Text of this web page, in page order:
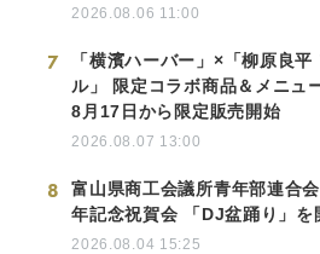
2026.08.06 11:00
7
「横濱ハーバー」×「柳原良平
ル」 限定コラボ商品＆メニュ
8月17日から限定販売開始
2026.08.07 13:00
8
富山県商工会議所青年部連合
年記念祝賀会 「DJ盆踊り」を
2026.08.04 15:25